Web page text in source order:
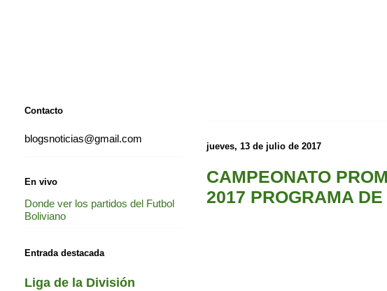
jueves, 13 de julio de 2017
CAMPEONATO
2017 PROGRAMA
Contacto
blogsnoticias@gmail.com
En vivo
Donde ver los partidos del Futbol
Boliviano
Entrada destacada
Liga de la División